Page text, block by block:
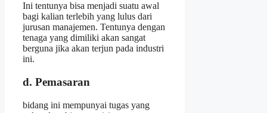
Ini tentunya bisa menjadi suatu awal
bagi kalian terlebih yang lulus dari
jurusan manajemen. Tentunya dengan
tenaga yang dimiliki akan sangat
berguna jika akan terjun pada industri
ini.
d. Pemasaran
bidang ini mempunyai tugas yang